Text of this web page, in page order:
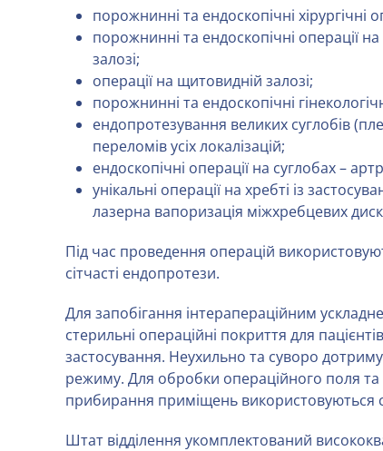
порожнинні та ендоскопічні хірургічні
порожнинні та ендоскопічні операції
залозі;
операції на щитовидній залозі;
порожнинні та ендоскопічні
ендопротезування великих суглобів
переломів усіх локалізацій;
ендоскопічні операції на суглобах –
унікальні операції на хребті із
лазерна вапоризація міжхребцевих
Під час проведення операцій
сітчасті ендопротези.
Для запобігання інтерапераційним
стерильні операційні покриття для
застосування. Неухильно та суворо
режиму. Для обробки операційного поля та
прибирання приміщень використовуються
Штат відділення укомплектований